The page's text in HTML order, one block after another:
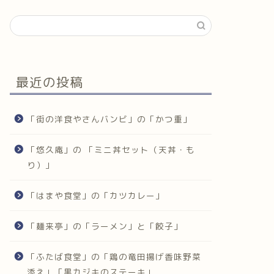
最近の投稿
「街の洋食やさんバンビ」の「かつ重」
「悠久庵」の 「ミニ丼セット（天丼・も
り）」
「はまや食堂」の「カツカレー」
「麺来亭」の「ラーメン」と「餃子」
「ふたば食堂」の「鶏の竜田揚げ香味野菜